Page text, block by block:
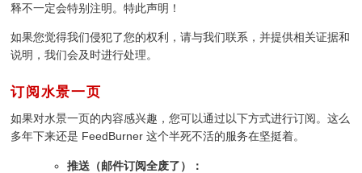
释不一定会特别注明。特此声明！
如果您觉得我们侵犯了您的权利，请与我们联系，并提供相关证据和
说明，我们会及时进行处理。
订阅水景一页
如果对水景一页的内容感兴趣，您可以通过以下方式进行订阅。这么
多年下来还是 FeedBurner 这个半死不活的服务在坚挺着。
推送（邮件订阅全废了）：